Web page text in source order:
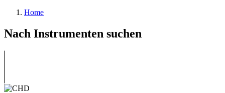
Home
Nach Instrumenten suchen